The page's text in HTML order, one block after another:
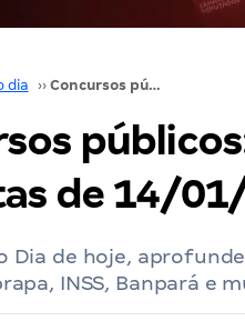
dia ›› Concursos públicos: eventos e aulas gratuitas de 14/01/2025!
de 14/
Dia de hoje,
INSS, Banpará e